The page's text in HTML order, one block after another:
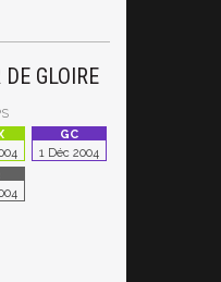
GLOIRE
1 Déc 2004